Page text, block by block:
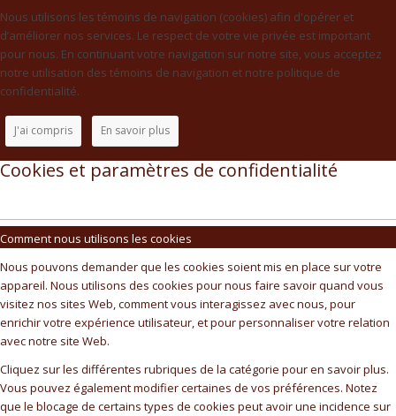
Nous utilisons les témoins de navigation (cookies) afin d'opérer et
d’améliorer nos services. Le respect de votre vie privée est important
pour nous. En continuant votre navigation sur notre site, vous acceptez
notre utilisation des témoins de navigation et notre politique de
confidentialité.
J'ai compris En savoir plus
Cookies et paramètres de confidentialité
Comment nous utilisons les cookies
Nous pouvons demander que les cookies soient mis en place sur votre
appareil. Nous utilisons des cookies pour nous faire savoir quand vous
visitez nos sites Web, comment vous interagissez avec nous, pour
enrichir votre expérience utilisateur, et pour personnaliser votre relation
avec notre site Web.
Cliquez sur les différentes rubriques de la catégorie pour en savoir plus.
Vous pouvez également modifier certaines de vos préférences. Notez
que le blocage de certains types de cookies peut avoir une incidence sur